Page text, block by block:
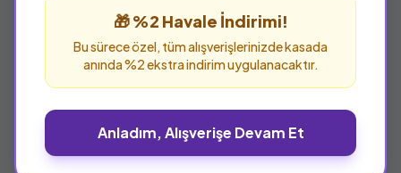
🎁 %2 Havale İndirimi!
Bu sürece özel, tüm alışverişlerinizde kasada
anında %2 ekstra indirim uygulanacaktır.
Anladım, Alışverişe Devam Et